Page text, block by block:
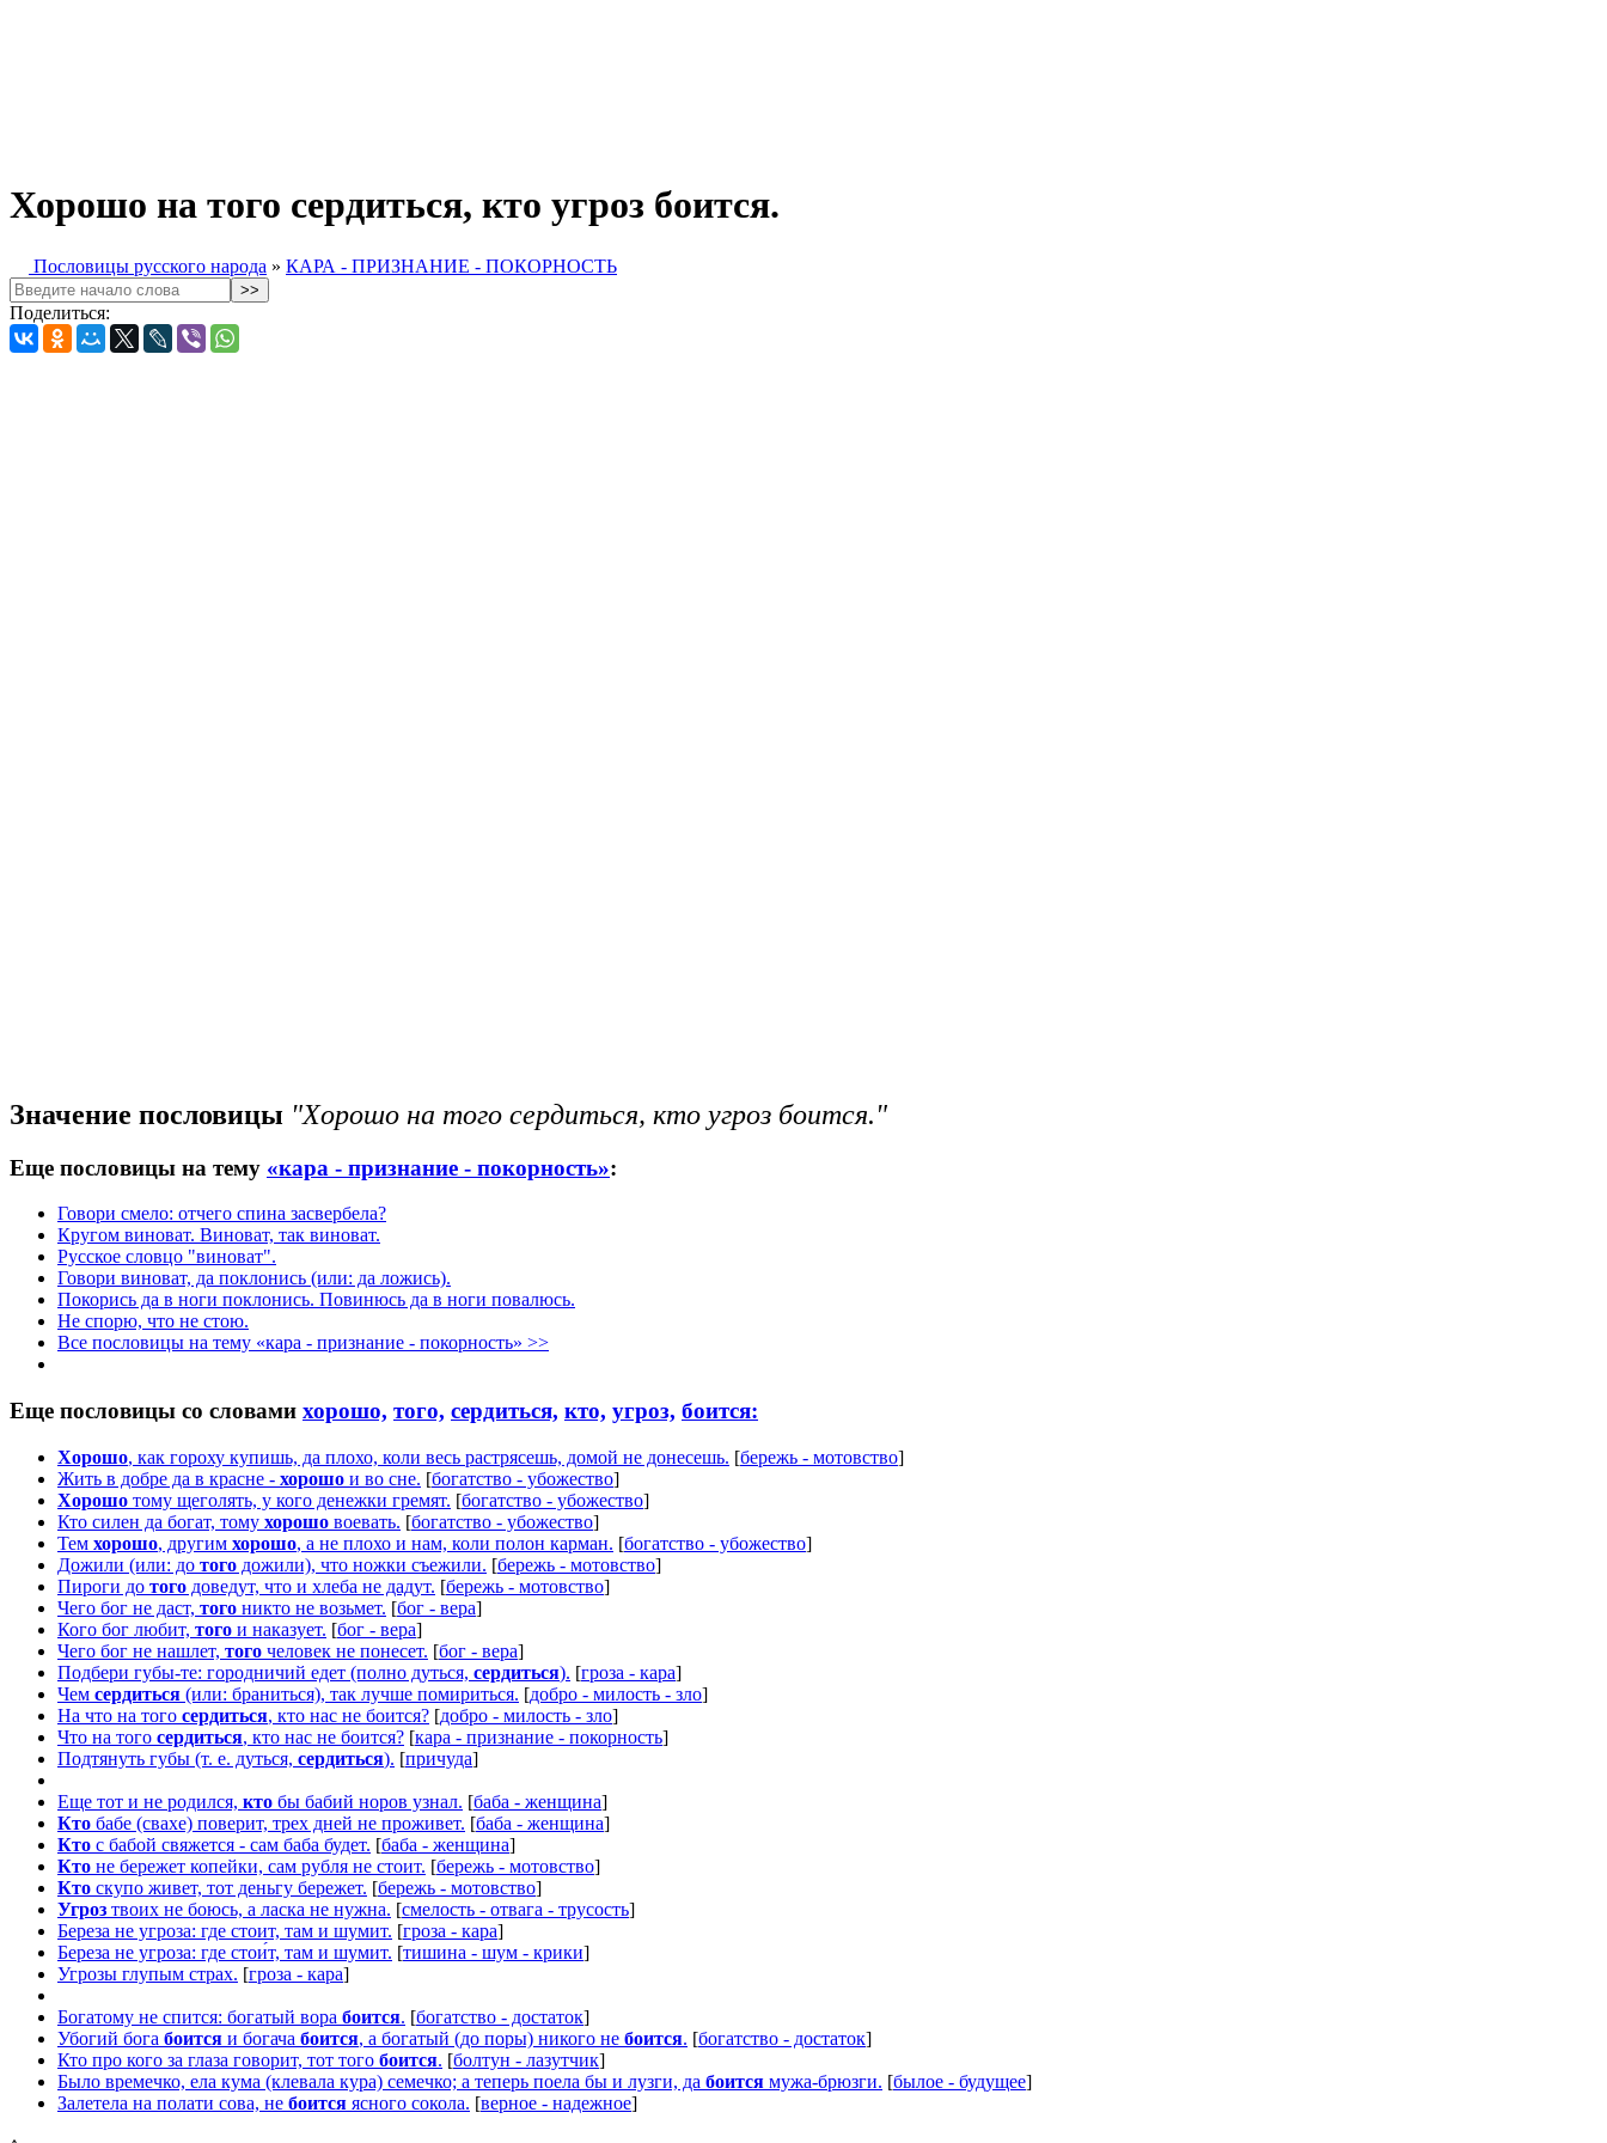
Хорошо на того сердиться, кто угроз боится.
Пословицы русского народа » КАРА - ПРИЗНАНИЕ - ПОКОРНОСТЬ
Поделиться:
Значение пословицы "Хорошо на того сердиться, кто угроз боится."
Еще пословицы на тему «кара - признание - покорность»:
Говори смело: отчего спина засвербела?
Кругом виноват. Виноват, так виноват.
Русское словцо "виноват".
Говори виноват, да поклонись (или: да ложись).
Покорись да в ноги поклонись. Повинюсь да в ноги повалюсь.
Не спорю, что не стою.
Все пословицы на тему «кара - признание - покорность» >>
Еще пословицы со словами хорошо, того, сердиться, кто, угроз, боится:
Хорошо, как гороху купишь, да плохо, коли весь растрясешь, домой не донесешь. [бережь - мотовство]
Жить в добре да в красне - хорошо и во сне. [богатство - убожество]
Хорошо тому щеголять, у кого денежки гремят. [богатство - убожество]
Кто силен да богат, тому хорошо воевать. [богатство - убожество]
Тем хорошо, другим хорошо, а не плохо и нам, коли полон карман. [богатство - убожество]
Дожили (или: до того дожили), что ножки съежили. [бережь - мотовство]
Пироги до того доведут, что и хлеба не дадут. [бережь - мотовство]
Чего бог не даст, того никто не возьмет. [бог - вера]
Кого бог любит, того и наказует. [бог - вера]
Чего бог не нашлет, того человек не понесет. [бог - вера]
Подбери губы-те: городничий едет (полно дуться, сердиться). [гроза - кара]
Чем сердиться (или: браниться), так лучше помириться. [добро - милость - зло]
На что на того сердиться, кто нас не боится? [добро - милость - зло]
Что на того сердиться, кто нас не боится? [кара - признание - покорность]
Подтянуть губы (т. е. дуться, сердиться). [причуда]
Еще тот и не родился, кто бы бабий норов узнал. [баба - женщина]
Кто бабе (свахе) поверит, трех дней не проживет. [баба - женщина]
Кто с бабой свяжется - сам баба будет. [баба - женщина]
Кто не бережет копейки, сам рубля не стоит. [бережь - мотовство]
Кто скупо живет, тот деньгу бережет. [бережь - мотовство]
Угроз твоих не боюсь, а ласка не нужна. [смелость - отвага - трусость]
Береза не угроза: где стоит, там и шумит. [гроза - кара]
Береза не угроза: где стои́т, там и шумит. [тишина - шум - крики]
Угрозы глупым страх. [гроза - кара]
Богатому не спится: богатый вора боится. [богатство - достаток]
Убогий бога боится и богача боится, а богатый (до поры) никого не боится. [богатство - достаток]
Кто про кого за глаза говорит, тот того боится. [болтун - лазутчик]
Было времечко, ела кума (клевала кура) семечко; а теперь поела бы и лузги, да боится мужа-брюзги. [былое - будущее]
Залетела на полати сова, не боится ясного сокола. [верное - надежное]